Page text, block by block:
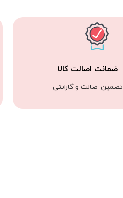
ضمانت اصالت کالا
تضمین اصالت و گارانتی